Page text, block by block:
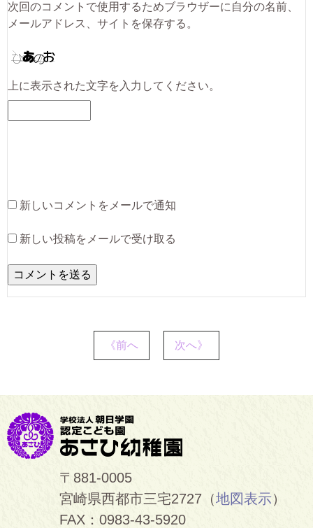
次回のコメントで使用するためブラウザーに自分の名前、
メールアドレス、サイトを保存する。
上に表示された文字を入力してください。
新しいコメントをメールで通知
新しい投稿をメールで受け取る
《前へ 次へ》
〒881-0005
宮崎県西都市三宅2727（地図表示）
FAX：0983-43-5920